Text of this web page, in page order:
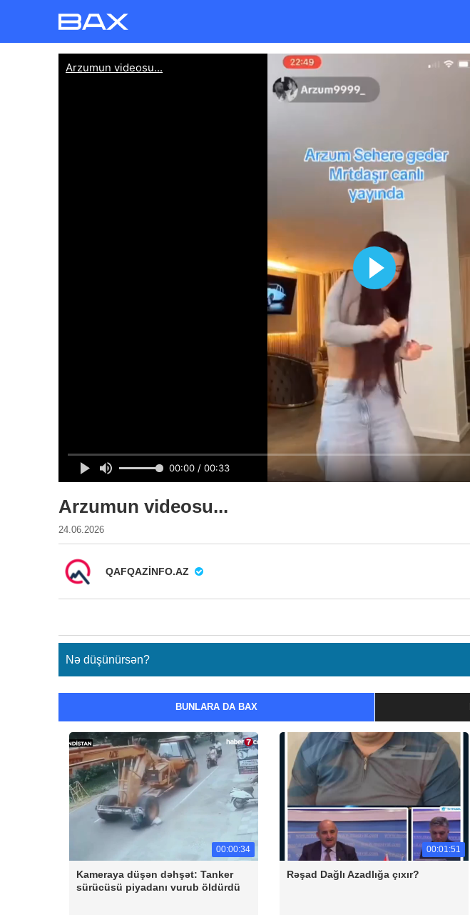
Arzumun videosu...
24.06.2026
QAFQAZINFO.AZ
Nə düşünürsən?
BUNLARA DA BAX
00:00:34
Kameraya düşən dəhşət: Tanker
sürücüsü piyadanı vurub öldürdü
00:01:51
Rəşad Dağlı Azadlığa çıxır?